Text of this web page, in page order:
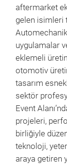
aftermarket
gelen isimleri
uygulamalar
eklemeli
otomotiv
tasarım
sektör
Event
projeleri,
birliğiyle
teknoloji,
araya getiren